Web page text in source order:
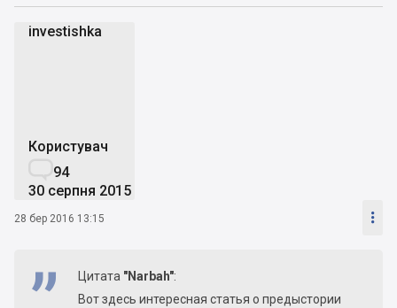
investishka
Користувач
94
30 серпня 2015
28 бер 2016 13:15 
Цитата "Narbah":
Вот здесь интересная статья о предыстории